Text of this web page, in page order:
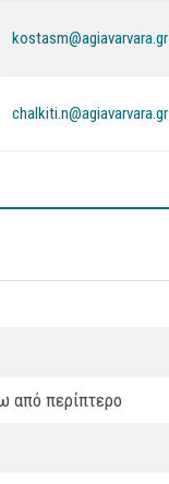
kostasm@agiavarvara.gr
chalkiti.n@agiavarvara.gr
από περίπτερο